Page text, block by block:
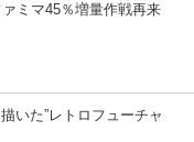
ミマ45％増量作戦再来
いた”レトロフューチャ